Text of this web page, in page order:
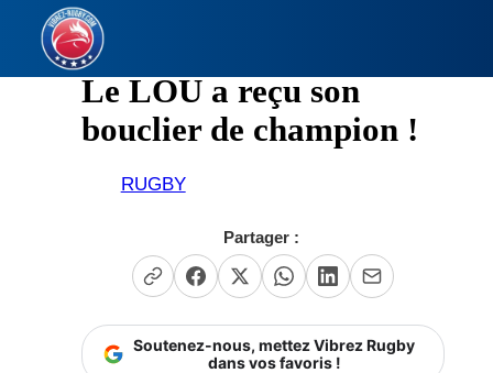
Aller
contenu Le LOU a reçu son
bouclier de champion !
RUGBY
Partager :
Soutenez-nous, mettez Vibrez Rugby
dans vos favoris !